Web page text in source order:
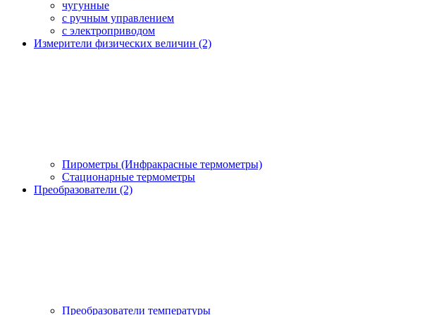
чугунные
с ручным управлением
c электроприводом
Измерители физических величин (2)
Пирометры (Инфракрасные термометры)
Стационарные термометры
Преобразователи (2)
Преобразователи температуры